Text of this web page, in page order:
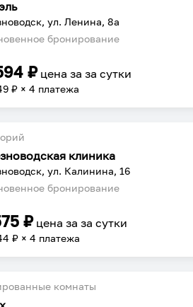
ул. Ленина, 8а
бронирование
₽ цена заза сутки
₽ × 4 платежа
клиника
ул. Калинина, 16
бронирование
₽ цена заза сутки
₽ × 4 платежа
комнаты